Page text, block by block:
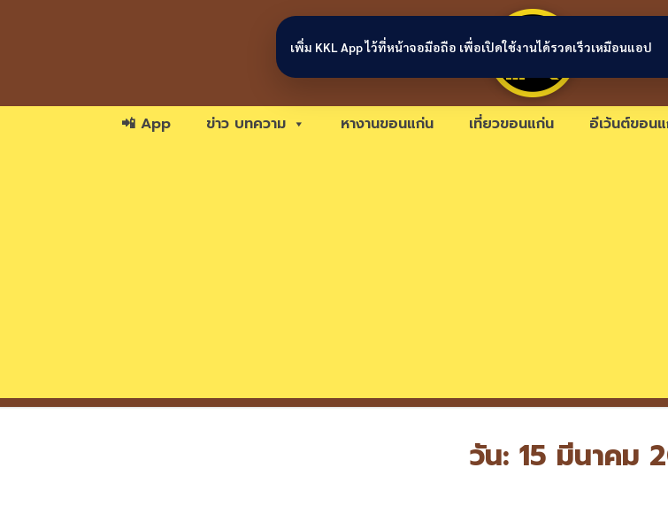
ขอนแก่น
📲 App ข่าว บทความ หางานขอนแก่น เที่ยวขอนแก่น อีเว้นต์ขอน
วัน: 15 มีนาคม
เพิ่ม KKL App ไว้ที่หน้าจอมือถือ เพื่อเปิดใช้งานได้รวดเร็วเหมือนแอป